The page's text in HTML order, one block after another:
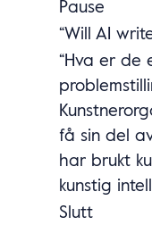
Pause
“Will AI
“Hva er de
få sin del
har brukt
kunstig
Slutt